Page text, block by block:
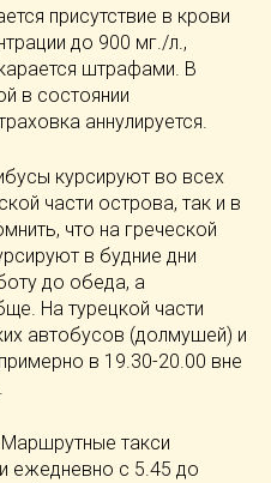
присутствие в крови
до 900 мг./л.,
штрафами. В
в состоянии
аннулируется.
курсируют во всех
части острова, так и в
что на греческой
в будние дни
до обеда, а
На турецкой части
автобусов (долмушей) и
в 19.30-20.00 вне
Маршрутные такси
ежедневно с 5.45 до